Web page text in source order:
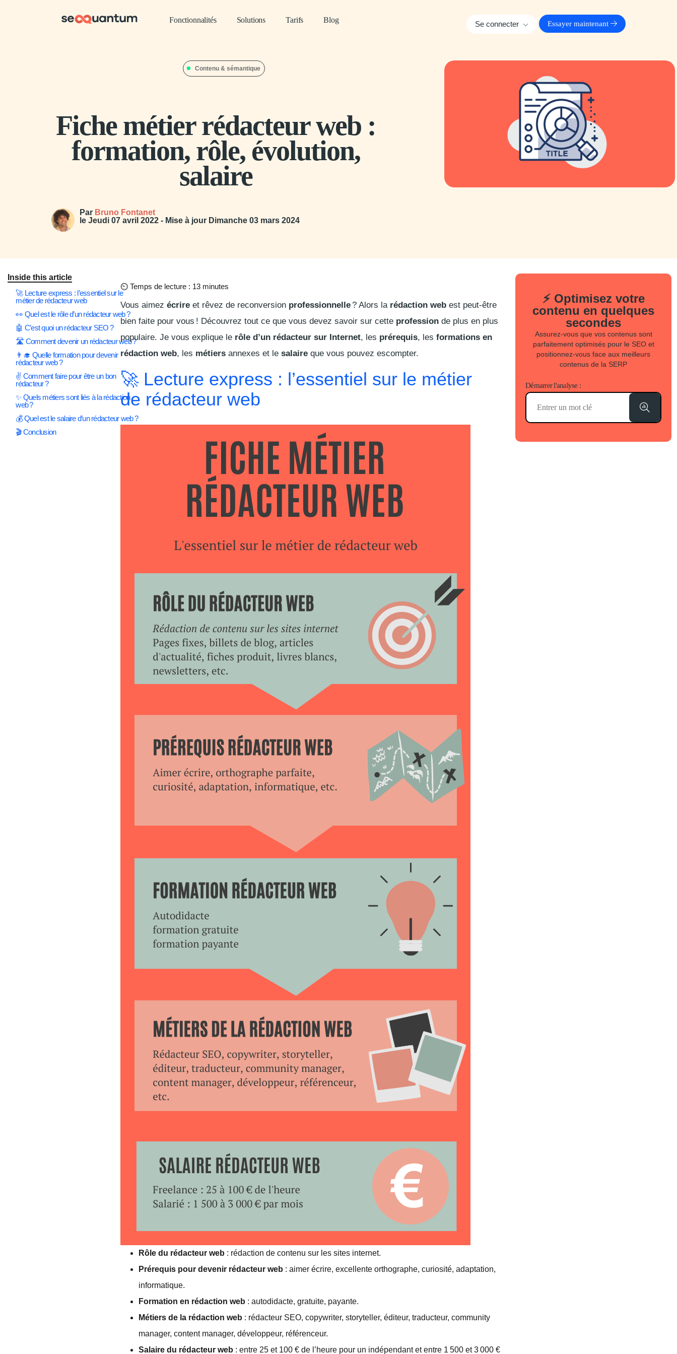
Fonctionnalités Solutions Tarifs Blog Se connecter Essayer maintenant
Contenu & sémantique
Fiche métier rédacteur web :
formation, rôle, évolution,
salaire
Par Bruno Fontanet
le Jeudi 07 avril 2022 - Mise à jour Dimanche 03 mars 2024
Inside this article
🚀 Lecture express : l’essentiel sur le
métier de rédacteur web
👀 Quel est le rôle d’un rédacteur web ?
🤖 C’est quoi un rédacteur SEO ?
🛣 Comment devenir un rédacteur web ?
👨‍🎓 Quelle formation pour devenir
rédacteur web ?
✌ Comment faire pour être un bon
rédacteur ?
✨ Quels métiers sont liés à la rédaction
web ?
💰 Quel est le salaire d’un rédacteur web ?
🎬 Conclusion
⏲ Temps de lecture : 13 minutes
Vous aimez écrire et rêvez de reconversion professionnelle ? Alors la rédaction web est peut-être
bien faite pour vous ! Découvrez tout ce que vous devez savoir sur cette profession de plus en plus
populaire. Je vous explique le rôle d’un rédacteur sur Internet, les prérequis, les formations en
rédaction web, les métiers annexes et le salaire que vous pouvez escompter.
🚀 Lecture express : l’essentiel sur le métier
de rédacteur web
Rôle du rédacteur web : rédaction de contenu sur les sites internet.
Prérequis pour devenir rédacteur web : aimer écrire, excellente orthographe, curiosité, adaptation,
informatique.
Formation en rédaction web : autodidacte, gratuite, payante.
Métiers de la rédaction web : rédacteur SEO, copywriter, storyteller, éditeur, traducteur, community
manager, content manager, développeur, référenceur.
Salaire du rédacteur web : entre 25 et 100 € de l’heure pour un indépendant et entre 1 500 et 3 000 €
⚡ Optimisez votre
contenu en quelques
secondes
Assurez-vous que vos contenus sont
parfaitement optimisés pour le SEO et
positionnez-vous face aux meilleurs
contenus de la SERP
Démarrer l'analyse :